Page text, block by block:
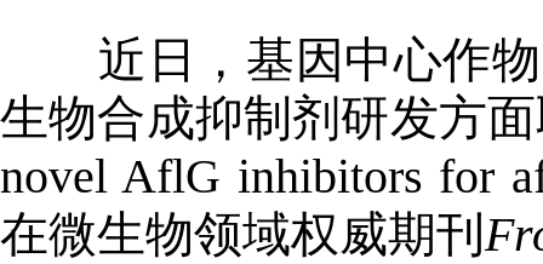
近日，基因中心作物
生物合成抑制剂研发方面
novel AflG inhibitors for
在微生物领域权威期刊